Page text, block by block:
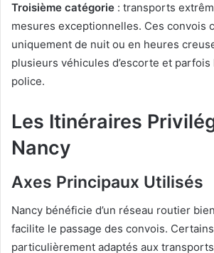
Troisième catégorie : transports
mesures exceptionnelles. Ces convois
uniquement de nuit ou en heures
plusieurs véhicules d’escorte et
police.
Les Itinéraires
Nancy
Axes Principaux Utilisés
Nancy bénéficie d’un réseau routier
facilite le passage des convois.
particulièrement adaptés aux